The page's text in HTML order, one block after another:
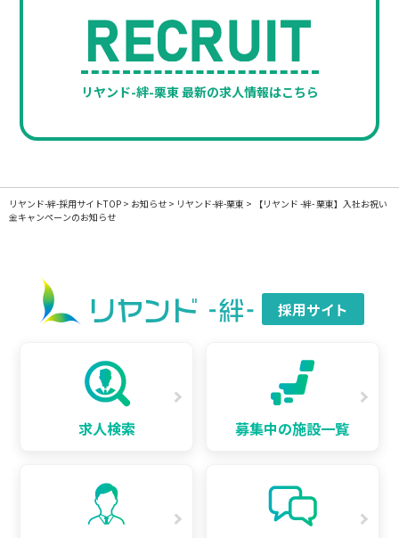
リヤンド-絆-栗東 最新の求人情報はこちら
リヤンド-絆-採用サイトTOP > お知らせ > リヤンド-絆-栗東 >
【リヤンド -絆- 栗東】入社お祝い
金キャンペーンのお知らせ
採用サイト
求人検索 募集中の施設一覧